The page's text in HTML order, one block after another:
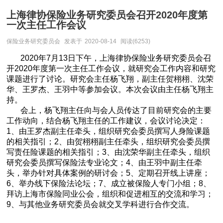
上海律协保险业务研究委员会召开2020年度第
一次主任工作会议
保险业务研究委员会 发表于 2020-08-14 阅读(6253)
2020年7月13日下午，上海律协保险业务研究委员会召
开2020年度第一次主任工作会议，就研究会工作内容和研究
课题进行了讨论。研究会主任杨飞翔，副主任贺栩栩、沈荣
华、王罗杰、王羽中等参加会议。本次会议由主任杨飞翔主
持。
会上，杨飞翔主任向与会人员传达了目前研究会的主要
工作动向，结合杨飞翔主任的工作建议，会议讨论决定：
1、由王罗杰副主任牵头，组织研究会委员撰写人身险课题
的相关指引；2、由贺栩栩副主任牵头，组织研究会委员撰
写责任险课题的相关指引；3、由沈荣华副主任牵头，组织
研究会委员撰写保险法专业论文；4、由王羽中副主任牵
头，举办针对具体案例的研讨会；5、定期召开线上讲座；
6、举办线下保险法论坛；7、成立被保险人专门小组；8、
拜访上海市保险同业公会，组织和促进相互的交流和学习；
9、与其他业务研究委员会就交叉学科进行合作交流。